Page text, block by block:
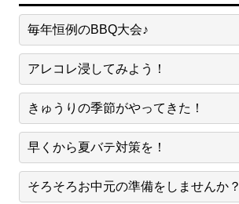
毎年恒例のBBQ大会♪
アレコレ浸してみよう！
きゅうりの季節がやってきた！
早くから夏バテ対策を！
そろそろお中元の準備をしませんか？